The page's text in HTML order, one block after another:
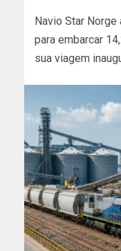
Navio Star Norge
para embarcar
sua viagem